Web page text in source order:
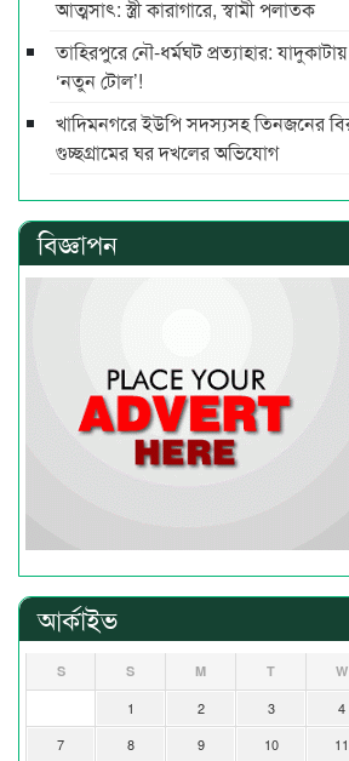
আত্মসাৎ: স্ত্রী কারাগারে, স্বামী পলাতক
তাহিরপুরে নৌ-ধর্মঘট প্রত্যাহার:
‘নতুন টোল’!
খাদিমনগরে ইউপি সদস্যসহ তিনজনের
গুচ্ছগ্রামের ঘর দখলের অভিযোগ
বিজ্ঞাপন
আর্কাইভ
S S M T W
1 2 3 4
7
8 9 10 11